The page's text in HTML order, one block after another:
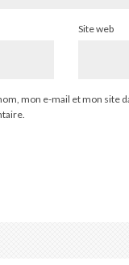
Site web
mon e-mail et mon site